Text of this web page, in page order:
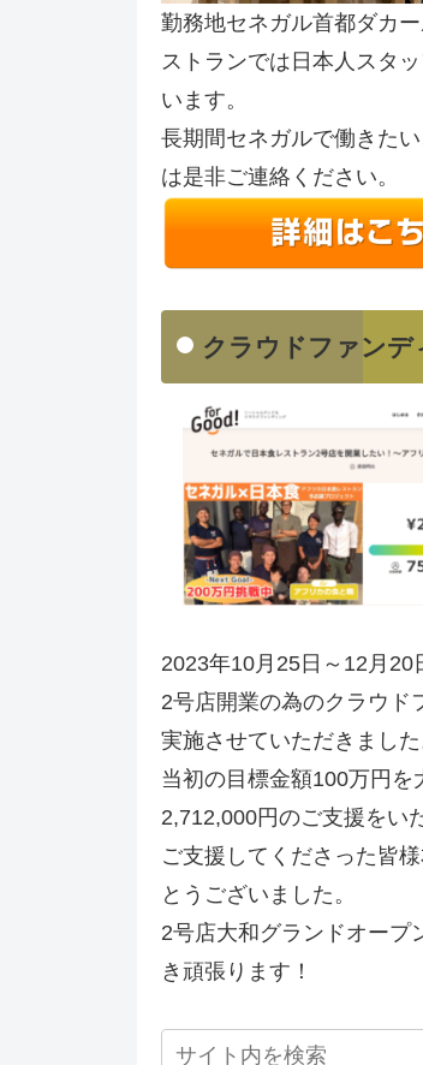
勤務地セネガル首都ダカ
ストランでは日本人スタ
います。
長期間セネガルで働きた
は是非ご連絡ください。
クラウドファンデ
2023年10月25日～12月20
2号店開業の為のクラウド
実施させていただきました
当初の目標金額100万円を
2,712,000円のご支援をい
ご支援してくださった皆
とうございました。
2号店大和グランドオープ
き頑張ります！